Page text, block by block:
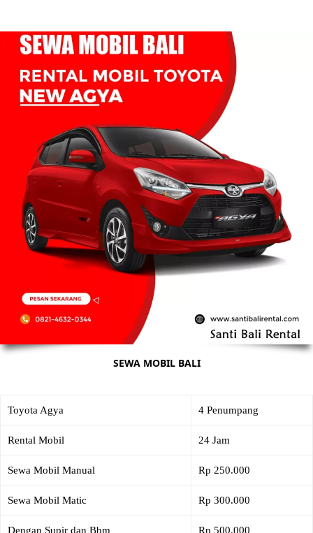
SEWA MOBIL BALI
Toyota Agya 4 Penumpang
Rental Mobil 24 Jam
Sewa Mobil Manual Rp 250.000
Sewa Mobil Matic Rp 300.000
Dengan Supir dan Bbm Rp 500.000